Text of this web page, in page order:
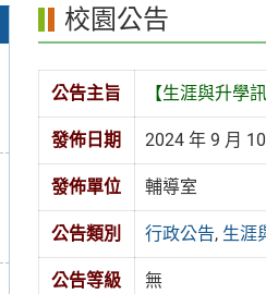
校園公告
公告主旨 【生涯與升學
發佈日期 2024 年 9 月 10
發佈單位 輔導室
公告類別 行政公告, 生涯
公告等級 無